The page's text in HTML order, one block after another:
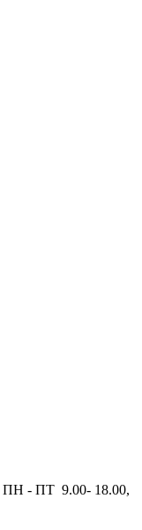
ПН - ПТ 9.00- 18.00,